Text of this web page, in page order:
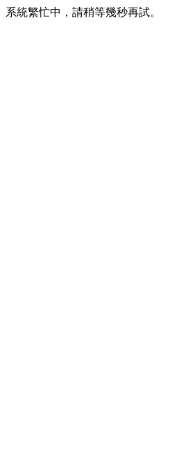
系統繁忙中，請稍等幾秒再試。